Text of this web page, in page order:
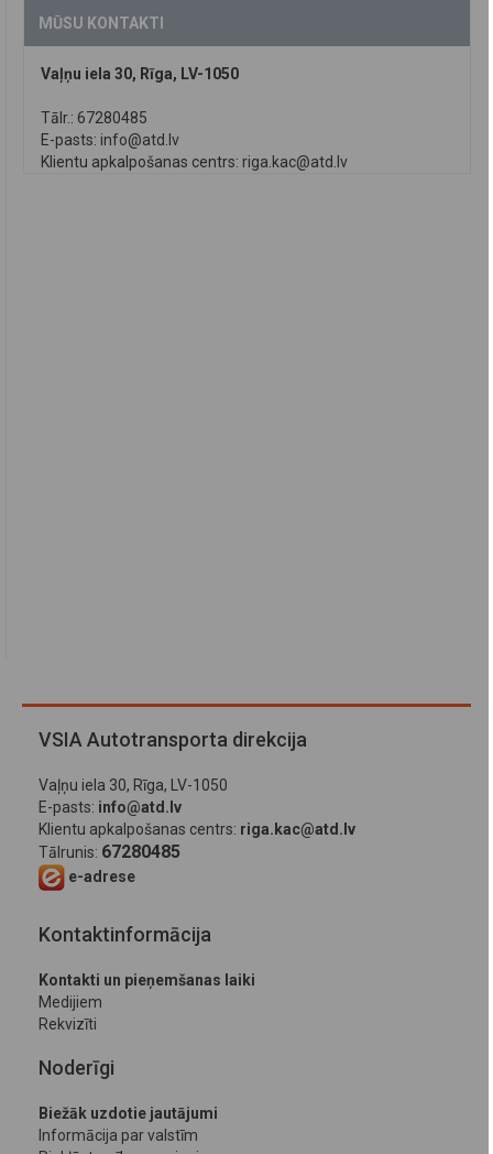
MŪSU KONTAKTI
Vaļņu iela 30, Rīga, LV-1050
Tālr.: 67280485
E-pasts: info@atd.lv
Klientu apkalpošanas centrs: riga.kac@atd.lv
VSIA Autotransporta direkcija
Vaļņu iela 30, Rīga, LV-1050
E-pasts: info@atd.lv
Klientu apkalpošanas centrs: riga.kac@atd.lv
Tālrunis: 67280485
e-adrese
Kontaktinformācija
Kontakti un pieņemšanas laiki
Medijiem
Rekvizīti
Noderīgi
Biežāk uzdotie jautājumi
Informācija par valstīm